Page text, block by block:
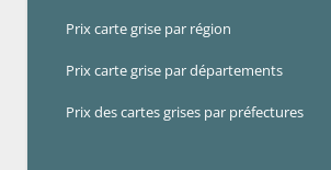
Prix carte grise par région
Prix carte grise par départements
Prix des cartes grises par préfectures